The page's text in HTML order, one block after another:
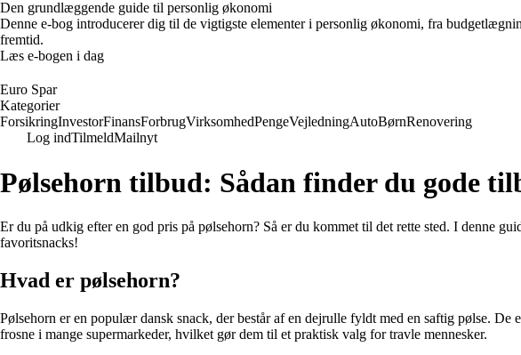
Den grundlæggende guide til personlig økonomi
Denne e-bog introducerer dig til de vigtigste elementer i personlig økonomi, fra
fremtid.
Læs e-bogen i dag
Euro Spar
Kategorier
ForsikringInvestorFinansForbrugVirksomhedPengeVejledningAutoBørnRenovering
Log indTilmeldMailnyt
Pølsehorn tilbud: Sådan finder du gode
Er du på udkig efter en god pris på pølsehorn? Så er du kommet til det rette sted. I denne
favoritsnacks!
Hvad er pølsehorn?
Pølsehorn er en populær dansk snack, der består af en dejrulle fyldt med en saftig pølse.
frosne i mange supermarkeder, hvilket gør dem til et praktisk valg for travle mennesker.